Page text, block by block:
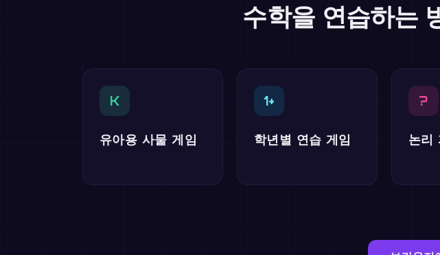
수학을 연습하는
K
유아용 사물 게임
1+
학년별 연습 게임
?
논리